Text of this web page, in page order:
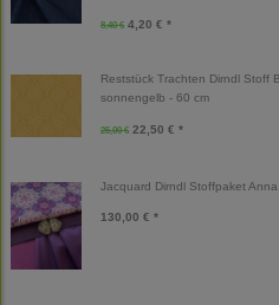
8,40 € 4,20 € *
Reststück Trachten Dirndl Stoff
sonnengelb - 60 cm
25,00 € 22,50 € *
Jacquard Dirndl Stoffpaket Anna
130,00 € *